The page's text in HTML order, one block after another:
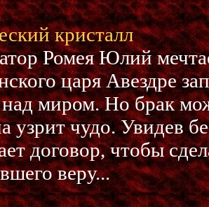
кристалл
Ромея Юлий
царя Авездре
над миром. Но брак
узрит чудо. Увидев
договор, чтобы
веру...